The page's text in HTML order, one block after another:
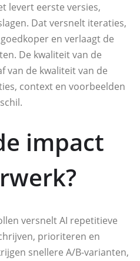
levert eerste versies,
Dat versnelt iteraties,
en verlaagt de
De kwaliteit van de
van de kwaliteit van de
context en voorbeelden
impact
versnelt AI repetitieve
prioriteren en
snellere A/B-varianten,